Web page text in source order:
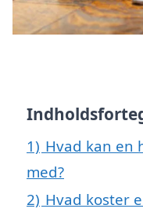
1) Hvad kan en
med?
2) Hvad koster